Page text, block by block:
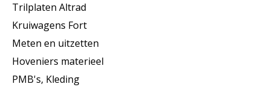
Trilplaten Altrad
Kruiwagens Fort
Meten en uitzetten
Hoveniers materieel
PMB's, Kleding